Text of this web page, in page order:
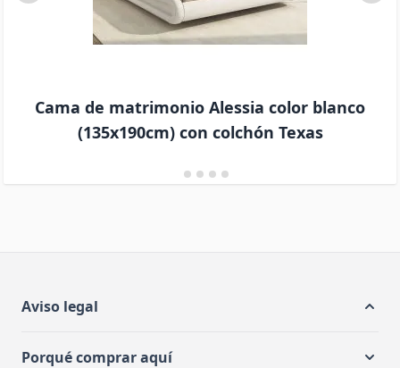
Cama de matrimonio Alessia color blanco
(135x190cm) con colchón Texas
Aviso legal
Porqué comprar aquí